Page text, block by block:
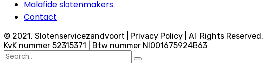
Malafide slotenmakers
Contact
© 2021, Slotenservicezandvoort | Privacy Policy | All Rights Reserved.
KvK nummer 52315371 | Btw nummer Nl001675924B63
Search
for: